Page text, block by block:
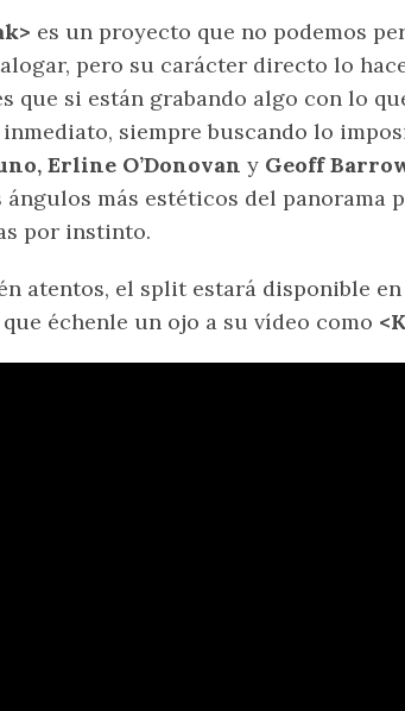
es un proyecto que no podemos
pero su carácter directo lo
que si están grabando algo con lo
inmediato, siempre buscando lo
Erline O’Donovan y Geoff
más estéticos del panorama
por instinto.
atentos, el split estará disponible
que échenle un ojo a su vídeo como